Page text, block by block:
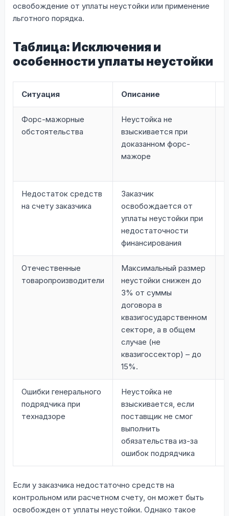
освобождение от уплаты неустойки или применение
льготного порядка.
Таблица: Исключения и
особенности уплаты неустойки
Ситуация Описание
Форс-мажорные
обстоятельства
Неустойка не
взыскивается при
доказанном форс-
мажоре
Недостаток средств
на счету заказчика
Заказчик
освобождается от
уплаты неустойки при
недостаточности
финансирования
Отечественные
товаропроизводители
Максимальный размер
неустойки снижен до
3% от суммы
договора в
квазигосударственном
секторе, а в общем
случае (не
квазигоссектор) – до
15%.
Ошибки генерального
подрядчика при
технадзоре
Неустойка не
взыскивается, если
поставщик не смог
выполнить
обязательства из-за
ошибок подрядчика
Если у заказчика недостаточно средств на
контрольном или расчетном счету, он может быть
освобожден от уплаты неустойки. Однако такое